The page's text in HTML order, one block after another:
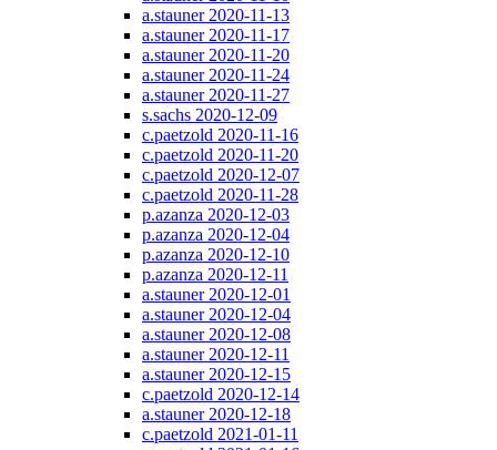
a.stauner 2020-11-13
a.stauner 2020-11-17
a.stauner 2020-11-20
a.stauner 2020-11-24
a.stauner 2020-11-27
s.sachs 2020-12-09
c.paetzold 2020-11-16
c.paetzold 2020-11-20
c.paetzold 2020-12-07
c.paetzold 2020-11-28
p.azanza 2020-12-03
p.azanza 2020-12-04
p.azanza 2020-12-10
p.azanza 2020-12-11
a.stauner 2020-12-01
a.stauner 2020-12-04
a.stauner 2020-12-08
a.stauner 2020-12-11
a.stauner 2020-12-15
c.paetzold 2020-12-14
a.stauner 2020-12-18
c.paetzold 2021-01-11